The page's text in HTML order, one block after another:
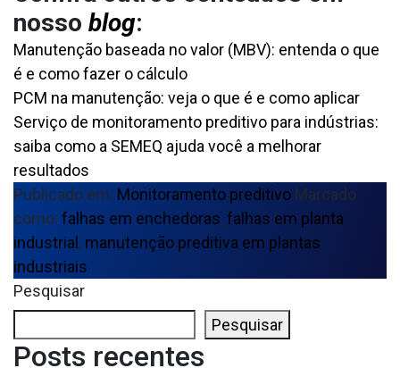
nosso blog:
Manutenção baseada no valor (MBV): entenda o que
é e como fazer o cálculo
PCM na manutenção: veja o que é e como aplicar
Serviço de monitoramento preditivo para indústrias:
saiba como a SEMEQ ajuda você a melhorar
resultados
Publicado em: Monitoramento preditivo Marcado
como: falhas em enchedoras,falhas em planta
industrial , manutenção preditiva em plantas
industriais
Pesquisar
Pesquisar
Posts recentes